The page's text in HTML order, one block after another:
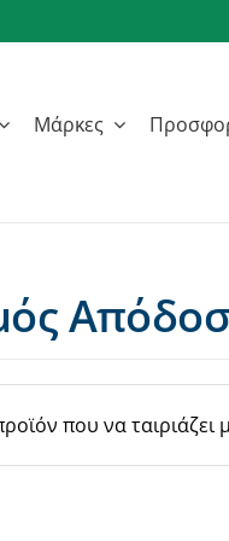
Μάρκες
που να ταιριάζει